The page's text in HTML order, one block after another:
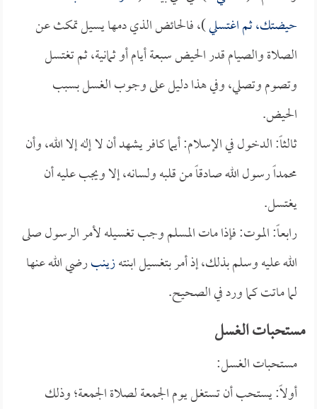
حيضتك، ثم اغتسلي)، فالحائض الذي دمها يسيل تمكث عن
الصلاة والصيام قدر الحيض سبعة أيام أو ثمانية، ثم تغتسل
وتصوم وتصلي، وفي هذا دليل على وجوب الغسل بسبب
الحيض.
ثالثاً: الدخول في الإسلام: أيما كافر يشهد أن لا إله إلا الله، وأن
محمداً رسول الله صادقاً من قلبه ولسانه، إلا ويجب عليه أن
يغتسل.
رابعاً: الموت: فإذا مات المسلم وجب تغسيله لأمر الرسول صلى
الله عليه وسلم بذلك، إذ أمر بتغسيل ابنتهزينبرضي الله عنها
لما ماتت كما ورد في الصحيح.
مستحبات الغسل
مستحبات الغسل:
أولاً: يستحب أن تستغل يوم الجمعة لصلاة الجمعة؛ وذلك